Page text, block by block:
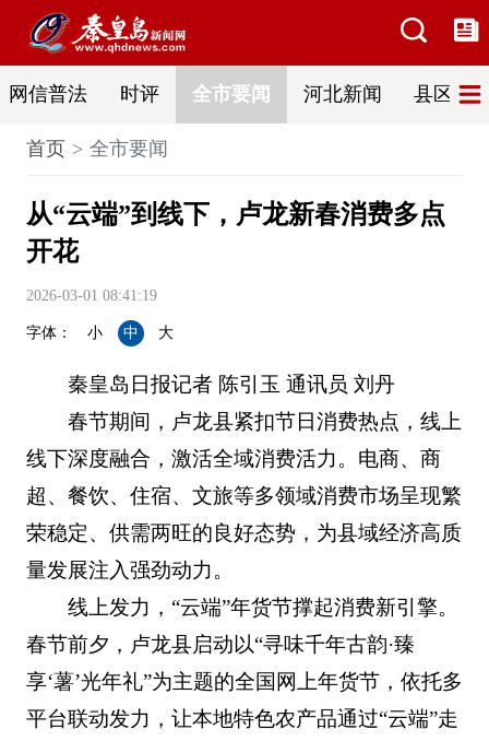
网信普法 时评 全市要闻 河北新闻 县区热
首页 全市要闻
从“云端”到线下，卢龙新春消费多点
开花
2026-03-01 08:41:19
字体： 小 中 大
秦皇岛日报记者 陈引玉 通讯员 刘丹
春节期间，卢龙县紧扣节日消费热点，线上
线下深度融合，激活全域消费活力。电商、商
超、餐饮、住宿、文旅等多领域消费市场呈现繁
荣稳定、供需两旺的良好态势，为县域经济高质
量发展注入强劲动力。
线上发力，“云端”年货节撑起消费新引擎。
春节前夕，卢龙县启动以“寻味千年古韵·臻
享‘薯’光年礼”为主题的全国网上年货节，依托多
平台联动发力，让本地特色农产品通过“云端”走